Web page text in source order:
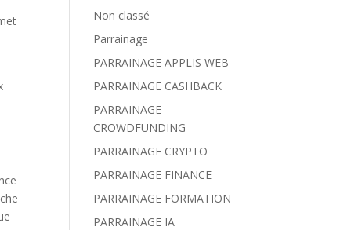
Non classé
Parrainage
PARRAINAGE APPLIS WEB
PARRAINAGE CASHBACK
PARRAINAGE
CROWDFUNDING
PARRAINAGE CRYPTO
PARRAINAGE FINANCE
PARRAINAGE FORMATION
PARRAINAGE IA